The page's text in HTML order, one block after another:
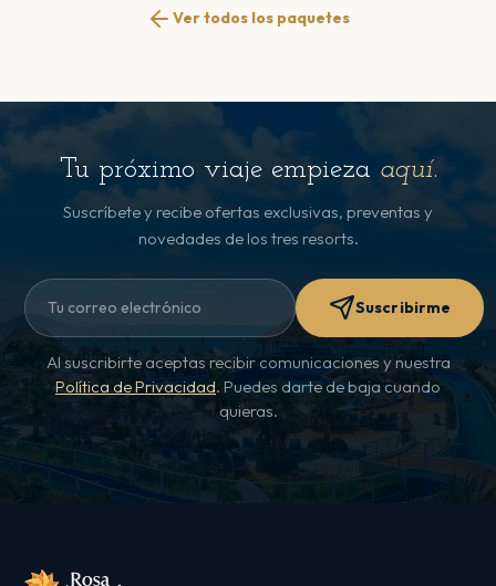
Ver todos los paquetes
Tu próximo viaje empieza aquí.
Suscríbete y recibe ofertas exclusivas, preventas y
novedades de los tres resorts.
Suscribirme
Al suscribirte aceptas recibir comunicaciones y nuestra
Política de Privacidad. Puedes darte de baja cuando
quieras.